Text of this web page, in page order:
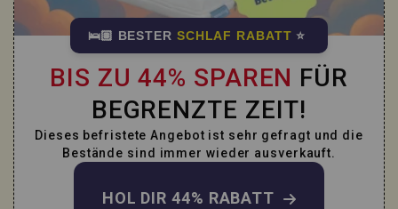
🛌🏽 BESTER SCHLAF RABATT ⭐
BIS ZU 44% SPAREN FÜR
BEGRENZTE ZEIT!
Dieses befristete Angebot ist sehr gefragt und die
Bestände sind immer wieder ausverkauft.
HOL DIR 44% RABATT